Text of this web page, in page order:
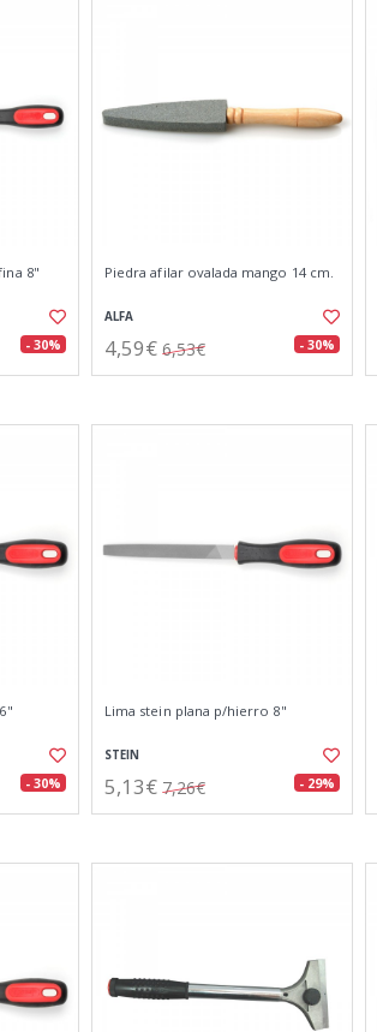
8"
- 30%
Piedra afilar ovalada mango 14 cm.
ALFA
4,59€ 6,53€ - 30%
- 30%
Lima stein plana p/hierro 8"
STEIN
5,13€ 7,26€ - 29%